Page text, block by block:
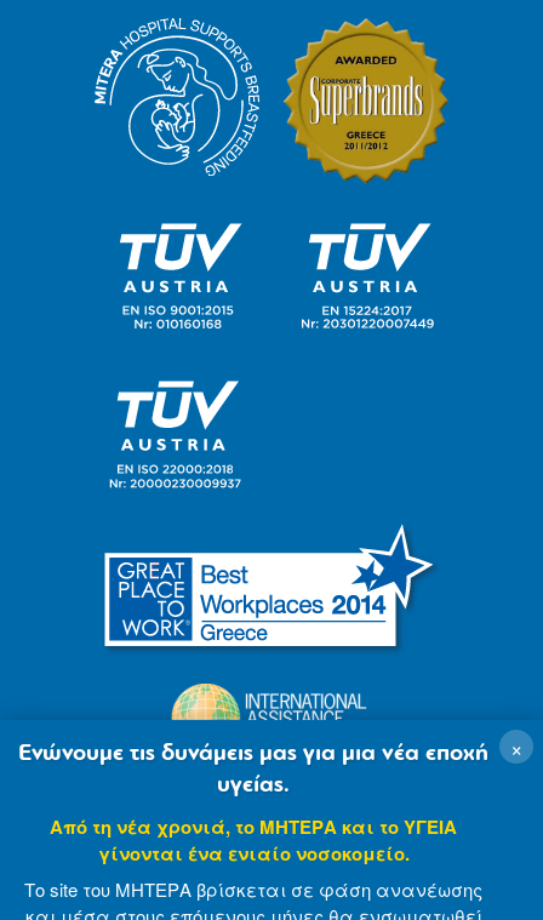
×
Ενώνουμε τις δυνάμεις μας για μια νέα εποχή
υγείας.
Από τη νέα χρονιά, το ΜΗΤΕΡΑ και το ΥΓΕΙΑ
γίνονται ένα ενιαίο νοσοκομείο.
Το site του ΜΗΤΕΡΑ βρίσκεται σε φάση ανανέωσης